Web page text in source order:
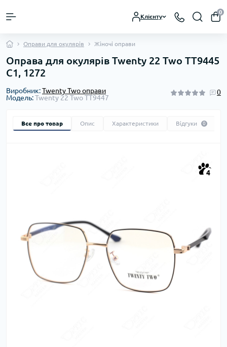
Клієнту
0
Оправи для окулярів Жіночі оправи
Оправа для окулярів Twenty 22 Two TT9445
C1, 1272
Виробник:Twenty Two оправи
Модель:Twenty 22 Two TT9447
0
Все про товар Опис Характеристики Відгуки 0
4